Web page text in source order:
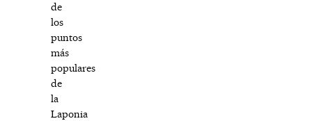
de
los
puntos
más
populares
de
la
Laponia